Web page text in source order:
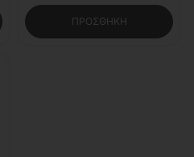
ΠΡΟΣΘΉΚΗ